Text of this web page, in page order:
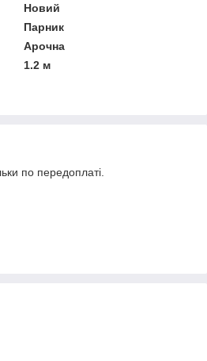
Новий
Парник
Арочна
1.2 м
по передоплаті.